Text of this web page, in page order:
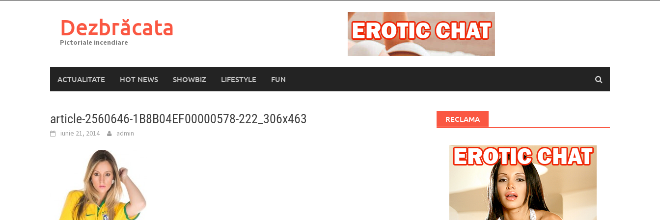
Dezbrăcata
Pictoriale incendiare
ACTUALITATE HOT NEWS SHOWBIZ LIFESTYLE FUN
article-2560646-1B8B04EF00000578-222_306x463
iunie 21, 2014 admin
RECLAMA